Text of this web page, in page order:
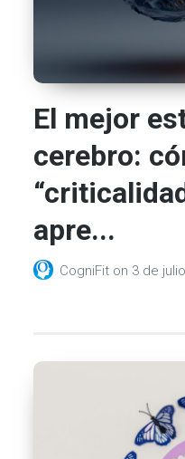
El mejor
cerebro:
apre...
CogniFit on 3 de